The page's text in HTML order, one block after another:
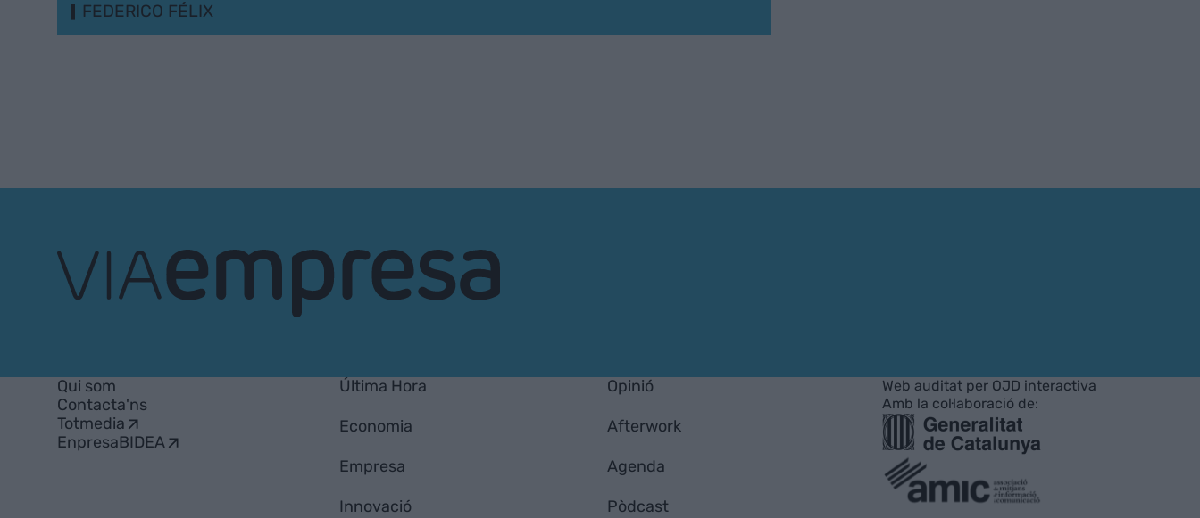
FEDERICO FÉLIX
Qui som
Contacta'ns
Totmedia
EnpresaBIDEA
Última Hora
Economia
Empresa
Innovació
Opinió
Afterwork
Agenda
Pòdcast
Web auditat per OJD interactiva
Amb la col·laboració de: